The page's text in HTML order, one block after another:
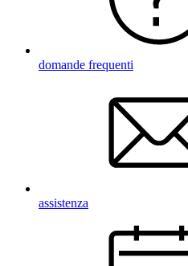
domande frequenti
assistenza